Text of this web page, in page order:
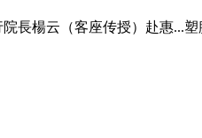
長楊云（客座传授）赴惠...